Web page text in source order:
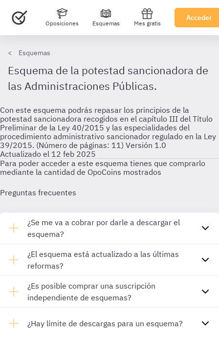
Oposiciones Esquemas Mes gratis
Acceder
Esquemas
Esquema de la potestad sancionadora de
las Administraciones Públicas.
Con este esquema podrás repasar los principios de la
potestad sancionadora recogidos en el capítulo III del Título
Preliminar de la Ley 40/2015 y las especialidades del
procedimiento administrativo sancionador regulado en la Ley
39/2015. (Número de páginas: 11) Versión 1.0
Actualizado el 12 feb 2025
Para poder acceder a este esquema tienes que comprarlo
mediante la cantidad de OpoCoins mostrados
Preguntas frecuentes
¿Se me va a cobrar por darle a descargar el
esquema?
¿El esquema está actualizado a las últimas
reformas?
¿Es posible comprar una suscripción
independiente de esquemas?
¿Hay límite de descargas para un esquema?